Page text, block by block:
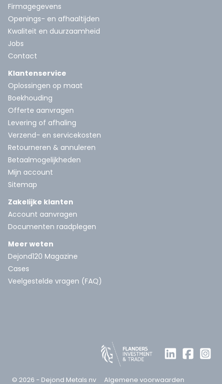
Firmagegevens
Openings- en afhaaltijden
Kwaliteit en duurzaamheid
Jobs
Contact
Klantenservice
Oplossingen op maat
Boekhouding
Offerte aanvragen
Levering of afhaling
Verzend- en servicekosten
Retourneren & annuleren
Betaalmogelijkheden
Mijn account
Sitemap
Zakelijke klanten
Account aanvragen
Documenten raadplegen
Meer weten
Dejond120 Magazine
Cases
Veelgestelde vragen (FAQ)
© 2026 - Dejond Metals nv Algemene voorwaarden